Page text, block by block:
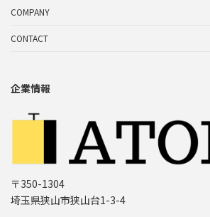
COMPANY
CONTACT
企業情報
〒350-1304
埼玉県狭山市狭山台1-3-4